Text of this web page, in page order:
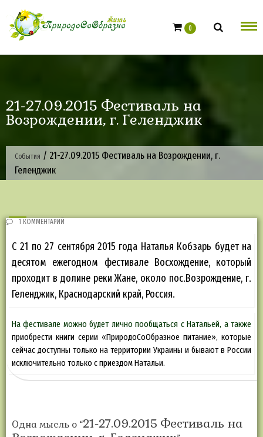
content
0
21-27.09.2015 Фестиваль на
Возрождении, г. Геленджик
События / 21-27.09.2015 Фестиваль на Возрождении, г.
Геленджик
1 КОММЕНТАРИЙ
С 21 по 27 сентября 2015 года Наталья Кобзарь будет на
десятом ежегодном фестивале Восхождение, который
проходит в долине реки Жане, около пос.Возрождение, г.
Геленджик, Краснодарский край, Россия.
На фестивале можно будет лично пообщаться с Натальей, а также
приобрести книги серии «ПриродоСоОбразное питание», которые
сейчас доступны только на территории Украины и бывают в России
исключительно только с приездом Натальи.
Одна мысль о “21-27.09.2015 Фестиваль на